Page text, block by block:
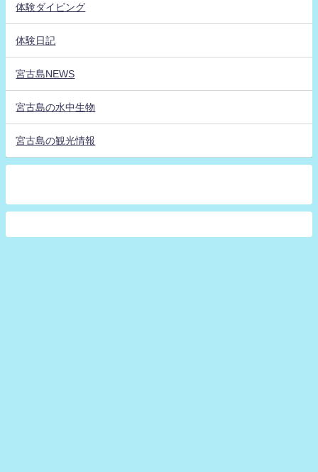
体験ダイビング
体験日記
宮古島NEWS
宮古島の水中生物
宮古島の観光情報